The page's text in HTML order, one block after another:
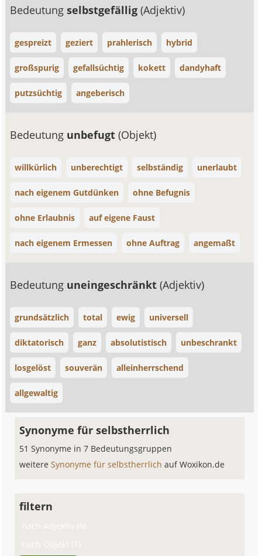
Bedeutungselbstgefällig(Adjektiv)
gespreizt geziert prahlerisch hybrid
großspurig gefallsüchtig kokett dandyhaft
putzsüchtig angeberisch
Bedeutung unbefugt(Objekt)
willkürlich unberechtigt selbständig unerlaubt
nach eigenem Gutdünken ohne Befugnis
ohne Erlaubnis auf eigene Faust
nach eigenem Ermessen ohne Auftrag angemaßt
Bedeutung uneingeschränkt(Adjektiv)
grundsätzlich total ewig universell
diktatorisch ganz absolutistisch unbeschrankt
losgelöst souverän alleinherrschend
allgewaltig
Synonyme für selbstherrlich
51 Synonyme in 7 Bedeutungsgruppen
weitereSynonyme für selbstherrlichauf Woxikon.de
filtern
nach Adjektiv (6)
nach Objekt (1)